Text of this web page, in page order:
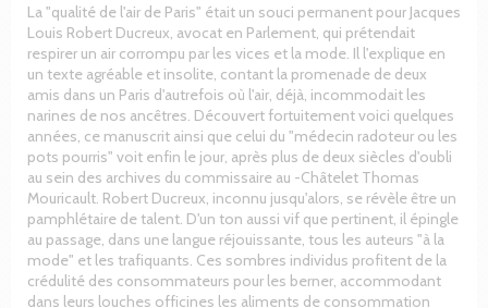
La "qualité de l'air de Paris" était un souci permanent pour Jacques
Louis Robert Ducreux, avocat en Parlement, qui prétendait
respirer un air corrompu par les vices et la mode. Il l'explique en
un texte agréable et insolite, contant la promenade de deux
amis dans un Paris d'autrefois où l'air, déjà, incommodait les
narines de nos ancêtres. Découvert fortuitement voici quelques
années, ce manuscrit ainsi que celui du "médecin radoteur ou les
pots pourris" voit enfin le jour, après plus de deux siècles d'oubli
au sein des archives du commissaire au -Châtelet Thomas
Mouricault. Robert Ducreux, inconnu jusqu'alors, se révèle être un
pamphlétaire de talent. D'un ton aussi vif que pertinent, il épingle
au passage, dans une langue réjouissante, tous les auteurs "à la
mode" et les trafiquants. Ces sombres individus profitent de la
crédulité des consommateurs pour les berner, accommodant
dans leurs louches officines les aliments de consommation